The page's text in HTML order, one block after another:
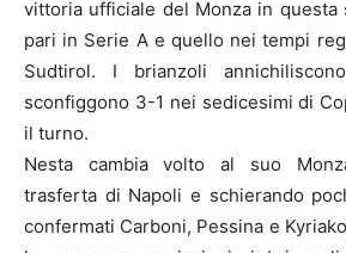
vittoria ufficiale del Monza in questa
pari in Serie A e quello nei tempi
Sudtirol. I brianzoli
sconfiggono 3-1 nei sedicesimi di
il turno.
Nesta cambia volto al suo
trasferta di Napoli e schierando
confermati Carboni, Pessina e